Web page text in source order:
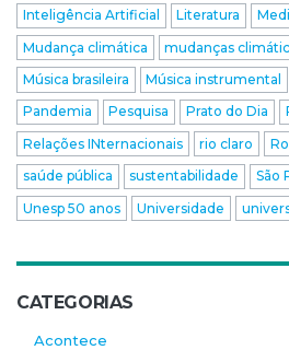
Inteligência Artificial
Literatura
Mudança climática
mudanças
Música brasileira
Música instrumental
Pandemia
Pesquisa Prato do Dia
Relações INternacionais
rio claro
saúde pública
sustentabilidade São
Unesp 50 anos
Universidade
CATEGORIAS
Acontece